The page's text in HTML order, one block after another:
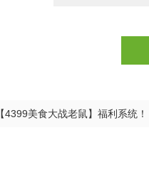
【4399美食大战老鼠】福利系统！